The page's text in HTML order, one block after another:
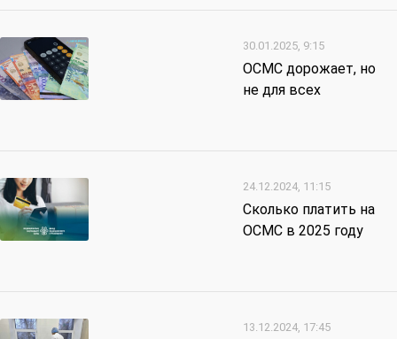
30.01.2025, 9:15
ОСМС дорожает, но
не для всех
24.12.2024, 11:15
Сколько платить на
ОСМС в 2025 году
13.12.2024, 17:45